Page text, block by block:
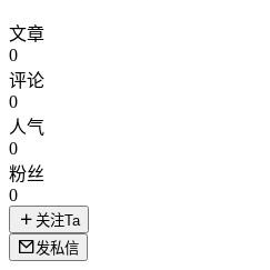
文章
0
评论
0
人气
0
粉丝
0
关注Ta
发私信